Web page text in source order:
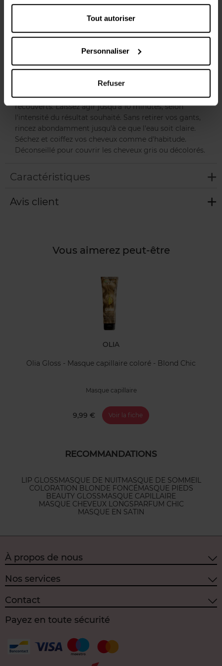
Tout autoriser
Personnaliser
Refuser
durable qui les fera resplendir comme jamais auparavant.
*Test auprès des consommateurs. **Test instrumental /
Conseils d'utilisation
Appliquez sur cheveux propres et mouillés, en portant des
gants. Massez délicatement la crème sur les cheveux, des
racines aux pointes, jusqu'à ce qu'ils soient entièrement
recouverts. Laissez agir jusqu'à 10 minutes, selon
l'intensité du résultat souhaité. Sans retirer vos gants,
rincez abondamment jusqu'à ce que l'eau soit claire.
Séchez et coiffez vos cheveux comme d'habitude.
Déconseillé pour couvrir les cheveux gris ou décolorés.
Caractéristiques
Avis client
Vous aimerez peut-être
- Masque capillaire coloré - Blond Chic
Voir la fiche
Olia
RECOMMANDATIONS
LIP GLOSSMASQUE DE NUITMASQUE DE SOMMEIL
COLORATION BLONDE FONCÉMASQUE PIEDS
BEAUTY GLOSSMASQUE CAPILLAIRE
MASQUE CHEVEUX LONGSPARFUM CHIC
MASQUE EN SATIN
À propos de nous
Nos services
Contact
Payez en toute sécurité